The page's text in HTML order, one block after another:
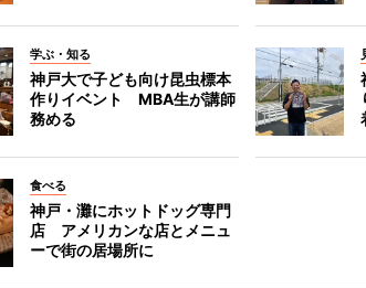
学ぶ・知る
神戸大で子ども向け昆虫標本
作りイベント MBA生が講師
務める
食べる
神戸・灘にホットドッグ専門
店 アメリカンな店とメニュ
ーで街の居場所に